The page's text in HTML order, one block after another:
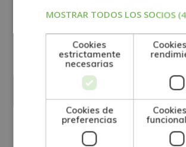
GRUPO TARRACO DE ESCUELAS DE FORMACIÓN DE
Pineda, Tarragona.
Finalidad del Tratamiento: Tratamos la información
fin de enviarle correos electrónicos de tipo
los productos ofrecidos y otros tipo de
Derechos: Puede ejercitar sus derechos
dirigiéndose a la dirección
Para más información consulte nuestra Política de
Desea recibir información comercial (vía telefónica
MOSTRAR TODOS LOS SOCIOS
Cookies
estrictamente
necesarias
Cookies de
preferencias